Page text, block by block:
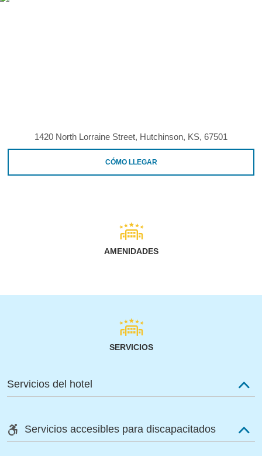
1420 North Lorraine Street, Hutchinson, KS, 67501
CÓMO LLEGAR
AMENIDADES
SERVICIOS
Servicios del hotel
Servicios accesibles para discapacitados